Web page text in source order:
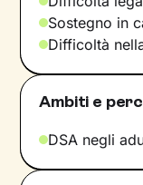
Sostegno in
Difficoltà
Ambiti e
DSA negli